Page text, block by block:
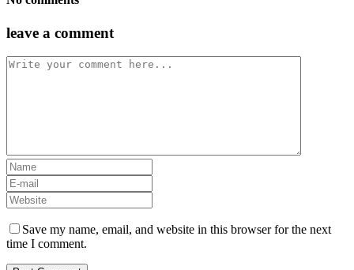
leave a comment
Save my name, email, and website in this browser for the next
time I comment.